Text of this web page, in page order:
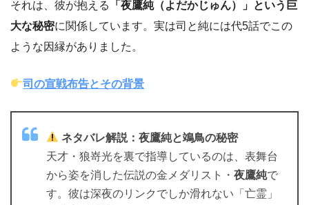
それは、彼が抱える
「夜鷹純（よだかじゅん）」という巨
大な秘密に関係しています。実は司と純には代5話でこの
ような因縁がありました。
司の宣戦布告とその背景
ネタバレ解説：夜鷹純と鴗鳥の秘密
天才・狼嵜光を裏で指導しているのは、表舞台
から姿を消した伝説の金メダリスト・ 夜鷹純で
す。彼は深夜のリンクでしか滑れない「亡霊」